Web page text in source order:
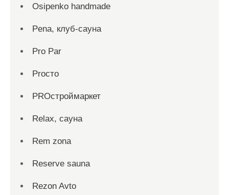
Osipenko handmade
Pena, клуб-сауна
Pro Par
Proсто
PROстроймаркет
Relax, сауна
Rem zona
Reserve sauna
Rezon Avto